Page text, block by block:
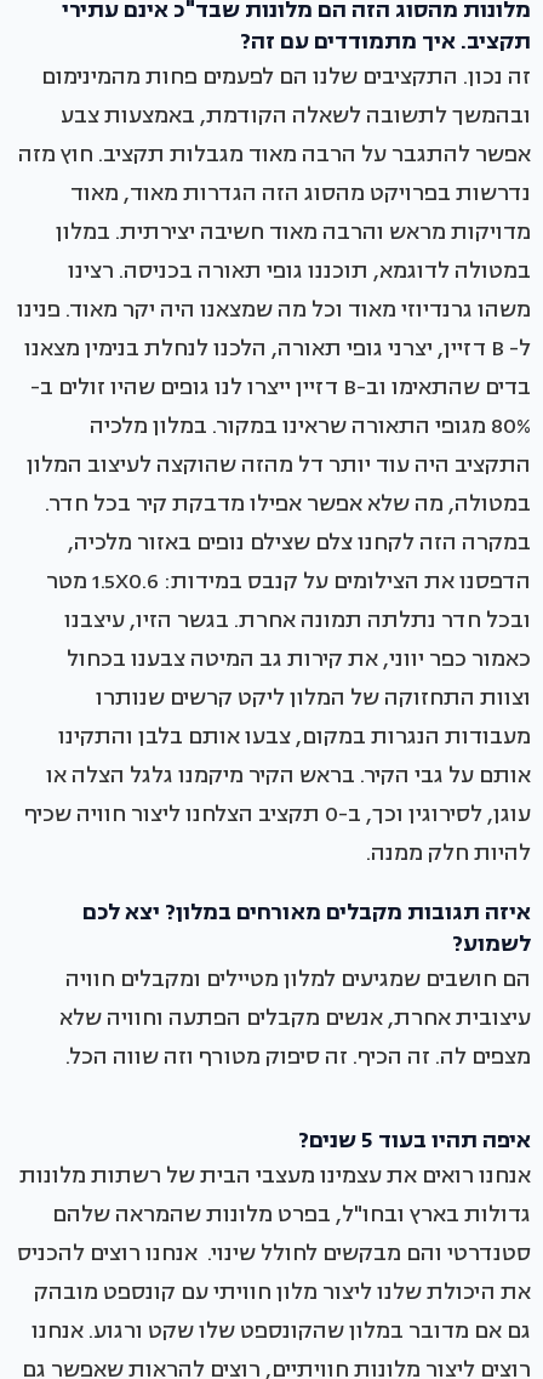
מלונות מהסוג הזה הם מלונות שבד"כ אינם עתירי
תקציב. איך מתמודדים עם זה?
זה נכון. התקציבים שלנו הם לפעמים פחות מהמינימום
ובהמשך לתשובה לשאלה הקודמת, באמצעות צבע
אפשר להתגבר על הרבה מאוד מגבלות תקציב. חוץ מזה
נדרשות בפרויקט מהסוג הזה הגדרות מאוד, מאוד
מדויקות מראש והרבה מאוד חשיבה יצירתית. במלון
במטולה לדוגמא, תוכננו גופי תאורה בכניסה. רצינו
משהו גרנדיוזי מאוד וכל מה שמצאנו היה יקר מאוד. פנינו
ל- B דזיין, יצרני גופי תאורה, הלכנו לנחלת בנימין מצאנו
בדים שהתאימו וב-B דזיין ייצרו לנו גופים שהיו זולים ב-
80% מגופי התאורה שראינו במקור. במלון מלכיה
התקציב היה עוד יותר דל מהזה שהוקצה לעיצוב המלון
במטולה, מה שלא אפשר אפילו מדבקת קיר בכל חדר.
במקרה הזה לקחנו צלם שצילם נופים באזור מלכיה,
הדפסנו את הצילומים על קנבס במידות: 1.5X0.6 מטר
ובכל חדר נתלתה תמונה אחרת. בגשר הזיו, עיצבנו
כאמור כפר יווני, את קירות גב המיטה צבענו בכחול
וצוות התחזוקה של המלון ליקט קרשים שנותרו
מעבודות הנגרות במקום, צבעו אותם בלבן והתקינו
אותם על גבי הקיר. בראש הקיר מיקמנו גלגל הצלה או
עוגן, לסירוגין וכך, ב-0 תקציב הצלחנו ליצור חוויה שכיף
להיות חלק ממנה.
איזה תגובות מקבלים מאורחים במלון? יצא לכם
לשמוע?
הם חושבים שמגיעים למלון מטיילים ומקבלים חוויה
עיצובית אחרת, אנשים מקבלים הפתעה וחוויה שלא
מצפים לה. זה הכיף. זה סיפוק מטורף וזה שווה הכל.
איפה תהיו בעוד 5 שנים?
אנחנו רואים את עצמינו מעצבי הבית של רשתות מלונות
גדולות בארץ ובחו"ל, בפרט מלונות שהמראה שלהם
סטנדרטי והם מבקשים לחולל שינוי. אנחנו רוצים להכניס
את היכולת שלנו ליצור מלון חוויתי עם קונספט מובהק
גם אם מדובר במלון שהקונספט שלו שקט ורגוע. אנחנו
רוצים ליצור מלונות חוויתיים, רוצים להראות שאפשר גם